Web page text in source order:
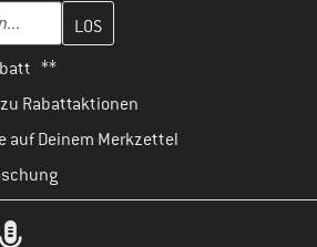
ein und erstelle im nächsten
**
Rabattaktionen
auf Deinem Merkzettel